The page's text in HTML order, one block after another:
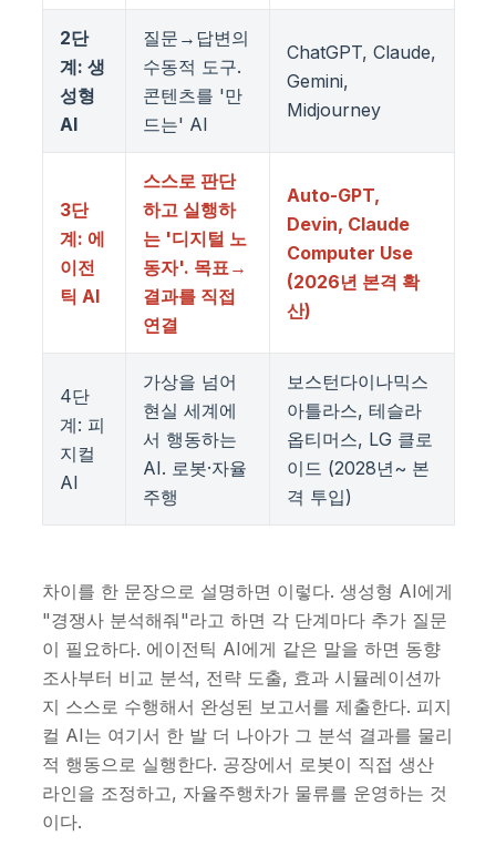
2단
계: 생
성형
AI
질문→답변의
수동적 도구.
콘텐츠를 '만
드는' AI
ChatGPT, Claude,
Gemini,
Midjourney
3단
계: 에
이전
틱 AI
스스로 판단
하고 실행하
는 '디지털 노
동자'. 목표→
결과를 직접
연결
Auto-GPT,
Devin, Claude
Computer Use
(2026년 본격 확
산)
4단
계: 피
지컬
AI
가상을 넘어
현실 세계에
서 행동하는
AI. 로봇·자율
주행
보스턴다이나믹스
아틀라스, 테슬라
옵티머스, LG 클로
이드 (2028년~ 본
격 투입)
차이를 한 문장으로 설명하면 이렇다. 생성형 AI에게
"경쟁사 분석해줘"라고 하면 각 단계마다 추가 질문
이 필요하다. 에이전틱 AI에게 같은 말을 하면 동향
조사부터 비교 분석, 전략 도출, 효과 시뮬레이션까
지 스스로 수행해서 완성된 보고서를 제출한다. 피지
컬 AI는 여기서 한 발 더 나아가 그 분석 결과를 물리
적 행동으로 실행한다. 공장에서 로봇이 직접 생산
라인을 조정하고, 자율주행차가 물류를 운영하는 것
이다.